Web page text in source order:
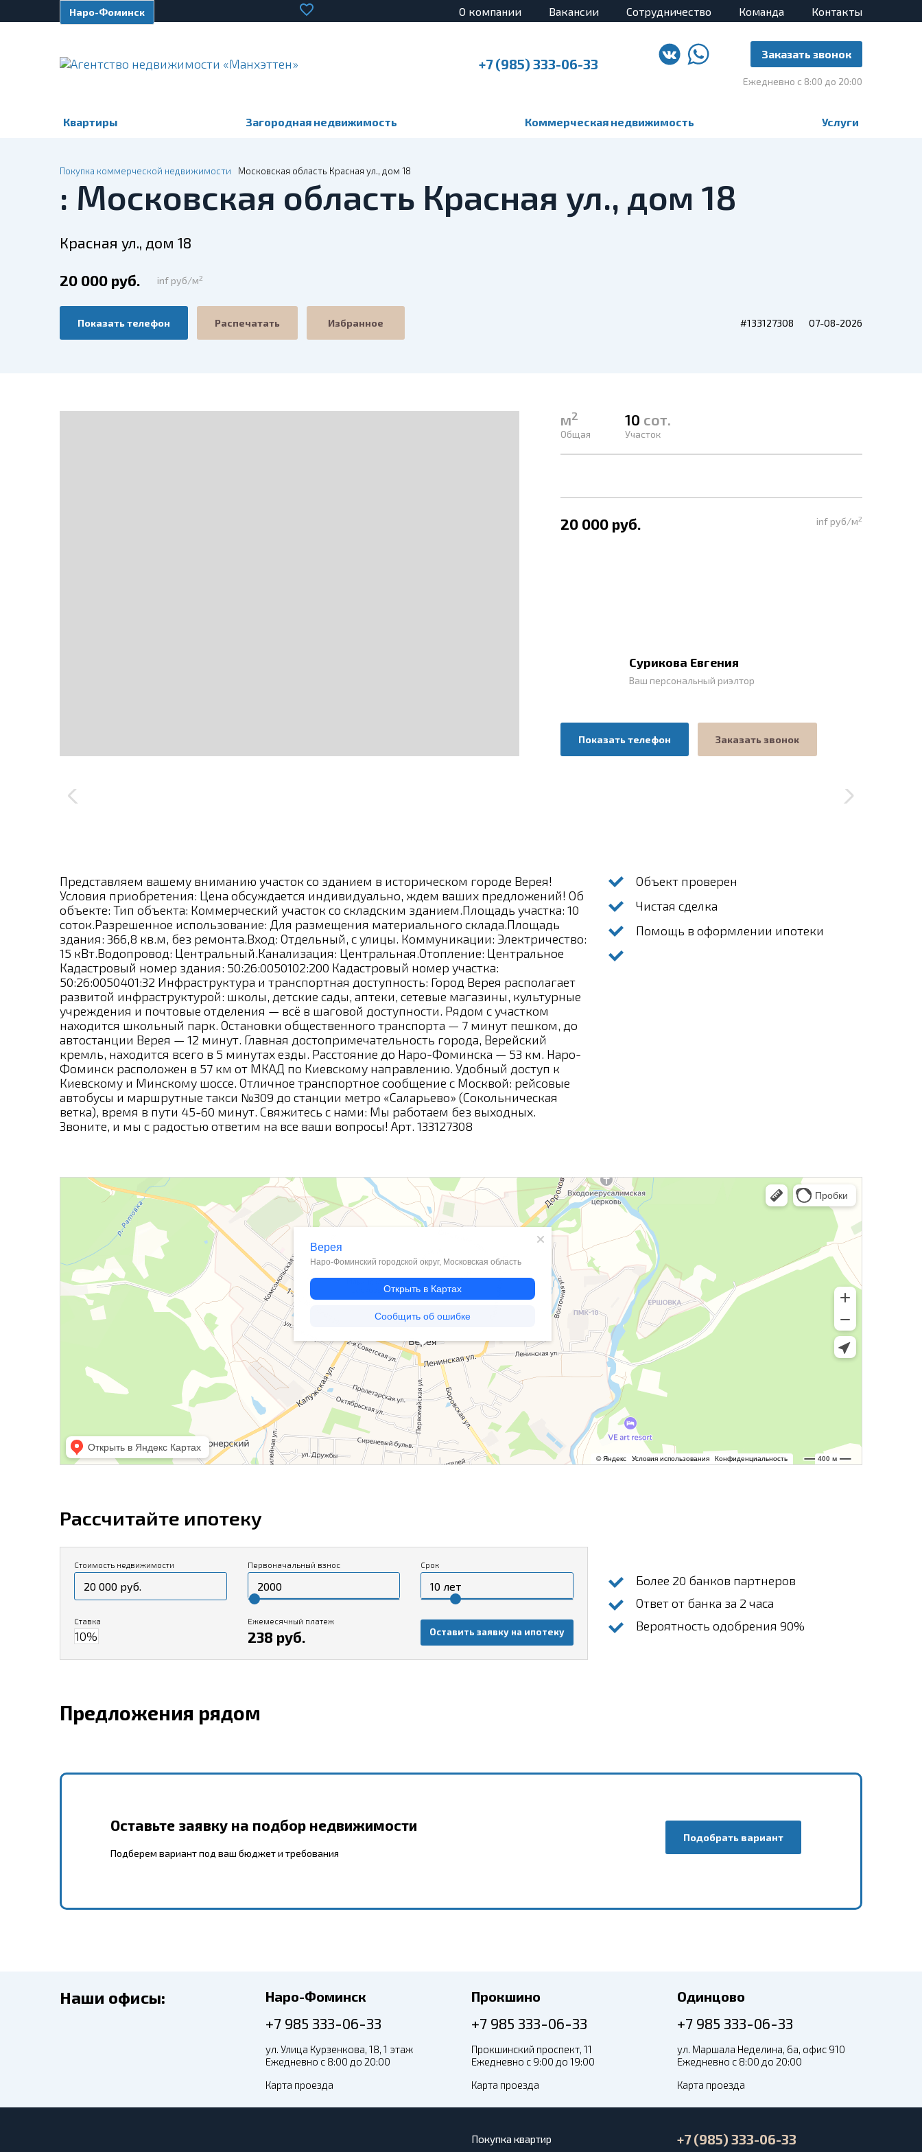
Наро-Фоминск О компании Вакансии Сотрудничество Команда Контакты
+7 (985) 333-06-33
Заказать звонок
Ежедневно с 8:00 до 20:00
Квартиры Загородная недвижимость Коммерческая недвижимость Услуги
Покупка коммерческой недвижимости Московская область Красная ул., дом 18
: Московская область Красная ул., дом 18
Красная ул., дом 18
20 000 руб. inf руб/м2
Показать телефон Распечатать Избранное #133127308 07-08-2026
м2
Общая
10 сот.
Участок
20 000 руб. inf руб/м2
Сурикова Евгения
Ваш персональный риэлтор
Показать телефон Заказать звонок
Представляем вашему вниманию участок со зданием в историческом городе Верея!
Условия приобретения: Цена обсуждается индивидуально, ждем ваших предложений! Об
объекте: Тип объекта: Коммерческий участок со складским зданием.Площадь участка: 10
соток.Разрешенное использование: Для размещения материального склада.Площадь
здания: 366,8 кв.м, без ремонта.Вход: Отдельный, с улицы. Коммуникации: Электричество:
15 кВт.Водопровод: Центральный.Канализация: Центральная.Отопление: Центральное
Кадастровый номер здания: 50:26:0050102:200 Кадастровый номер участка:
50:26:0050401:32 Инфраструктура и транспортная доступность: Город Верея располагает
развитой инфраструктурой: школы, детские сады, аптеки, сетевые магазины, культурные
учреждения и почтовые отделения — всё в шаговой доступности. Рядом с участком
находится школьный парк. Остановки общественного транспорта — 7 минут пешком, до
автостанции Верея — 12 минут. Главная достопримечательность города, Верейский
кремль, находится всего в 5 минутах езды. Расстояние до Наро-Фоминска — 53 км. Наро-
Фоминск расположен в 57 км от МКАД по Киевскому направлению. Удобный доступ к
Киевскому и Минскому шоссе. Отличное транспортное сообщение с Москвой: рейсовые
автобусы и маршрутные такси №309 до станции метро «Саларьево» (Сокольническая
ветка), время в пути 45-60 минут. Свяжитесь с нами: Мы работаем без выходных.
Звоните, и мы с радостью ответим на все ваши вопросы! Арт. 133127308
Объект проверен
Чистая сделка
Помощь в оформлении ипотеки
Рассчитайте ипотеку
Стоимость недвижимости Первоначальный взнос Срок
Ставка Ежемесячный платеж
238 руб. Оставить заявку на ипотеку
Более 20 банков партнеров
Ответ от банка за 2 часа
Вероятность одобрения 90%
Предложения рядом
Оставьте заявку на подбор недвижимости
Подберем вариант под ваш бюджет и требования
Подобрать вариант
Наши офисы: Наро-Фоминск
+7 985 333-06-33
ул. Улица Курзенкова, 18, 1 этаж
Ежедневно с 8:00 до 20:00
Карта проезда
Прокшино
+7 985 333-06-33
Прокшинский проспект, 11
Ежедневно с 9:00 до 19:00
Карта проезда
Одинцово
+7 985 333-06-33
ул. Маршала Неделина, 6а, офис 910
Ежедневно с 8:00 до 20:00
Карта проезда
Покупка квартир
+7 (985) 333-06-33